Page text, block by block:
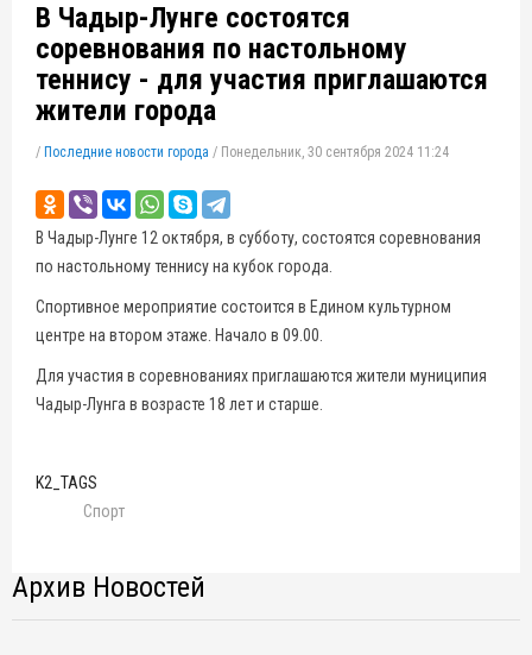
В Чадыр-Лунге состоятся
соревнования по настольному
теннису - для участия приглашаются
жители города
/ Последние новости города / Понедельник, 30 сентября 2024 11:24
В Чадыр-Лунге 12 октября, в субботу, состоятся соревнования
по настольному теннису на кубок города.
Спортивное мероприятие состоится в Едином культурном
центре на втором этаже. Начало в 09.00.
Для участия в соревнованиях приглашаются жители муниципия
Чадыр-Лунга в возрасте 18 лет и старше.
K2_TAGS
Спорт
Архив Новостей